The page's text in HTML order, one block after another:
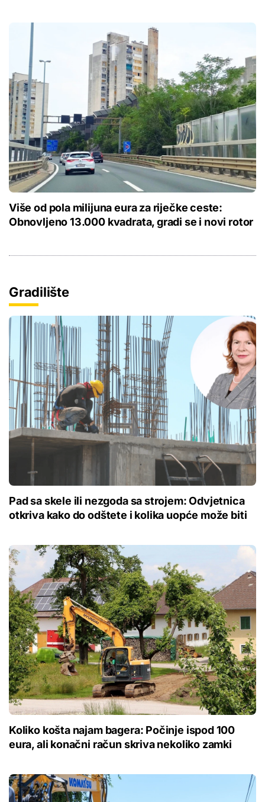
Više od pola milijuna eura za riječke ceste:
Obnovljeno 13.000 kvadrata, gradi se i novi rotor
Gradilište
Pad sa skele ili nezgoda sa strojem: Odvjetnica
otkriva kako do odštete i kolika uopće može biti
Koliko košta najam bagera: Počinje ispod 100
eura, ali konačni račun skriva nekoliko zamki